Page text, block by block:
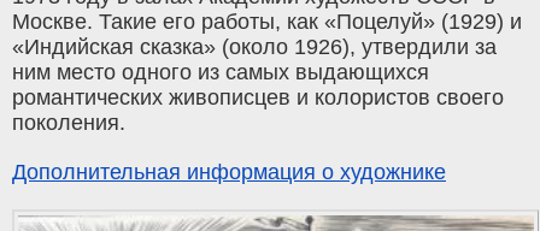
Москве. Такие его работы, как «Поцелуй» (1929) и
«Индийская сказка» (около 1926), утвердили за
ним место одного из самых выдающихся
романтических живописцев и колористов своего
поколения.
Дополнительная информация о художнике